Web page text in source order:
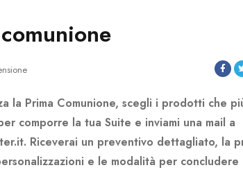
comunione
la Prima Comunione, scegli i prodotti che
comporre la tua Suite e inviami una mail a
Riceverai un preventivo dettagliato, la
e le modalità per concludere